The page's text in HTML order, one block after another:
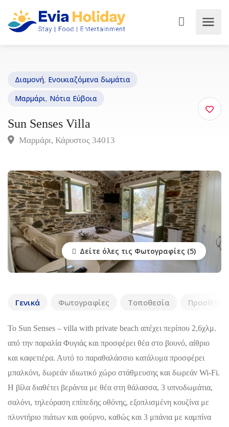
Διαμονή, Ενοικιαζόμενα δωμάτια
Μαρμάρι, Νότια Εύβοια
Sun Senses Villa
Μαρμάρι, Κάρυστος 34013
Δείτε όλες τις Φωτογραφίες
Γενικά Φωτογραφίες Τοποθεσία Προσθήκη
Το Sun Senses – villa with private beach απέχει περίπου 2,6χλμ.
από την παραλία Φυγιάς και προσφέρει θέα στο βουνό, αίθριο
και καφετιέρα. Αυτό το παραθαλάσσιο κατάλυμα προσφέρει
μπαλκόνι, δωρεάν ιδιωτικό χώρο στάθμευσης και δωρεάν Wi-Fi.
Η βίλα διαθέτει βεράντα με θέα στη θάλασσα, 3 υπνοδωμάτια,
σαλόνι, τηλεόραση επίπεδης οθόνης, εξοπλισμένη κουζίνα με
πλυντήριο πιάτων και φούρνο, καθώς και 3 μπάνια με καμπίνα